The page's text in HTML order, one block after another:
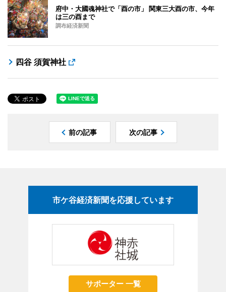
府中・大國魂神社で「酉の市」 関東三大酉の市、今年
は三の酉まで
調布経済新聞
四谷 須賀神社
前の記事 次の記事
市ケ谷経済新聞を応援しています
サポーター 一覧